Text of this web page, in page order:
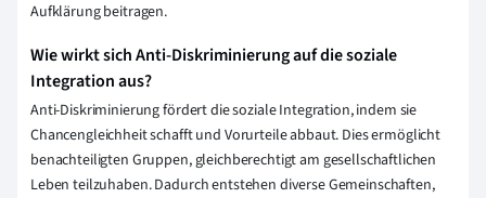
Aufklärung beitragen.
Wie wirkt sich Anti-Diskriminierung auf die soziale
Integration aus?
Anti-Diskriminierung fördert die soziale Integration, indem sie
Chancengleichheit schafft und Vorurteile abbaut. Dies ermöglicht
benachteiligten Gruppen, gleichberechtigt am gesellschaftlichen
Leben teilzuhaben. Dadurch entstehen diverse Gemeinschaften,